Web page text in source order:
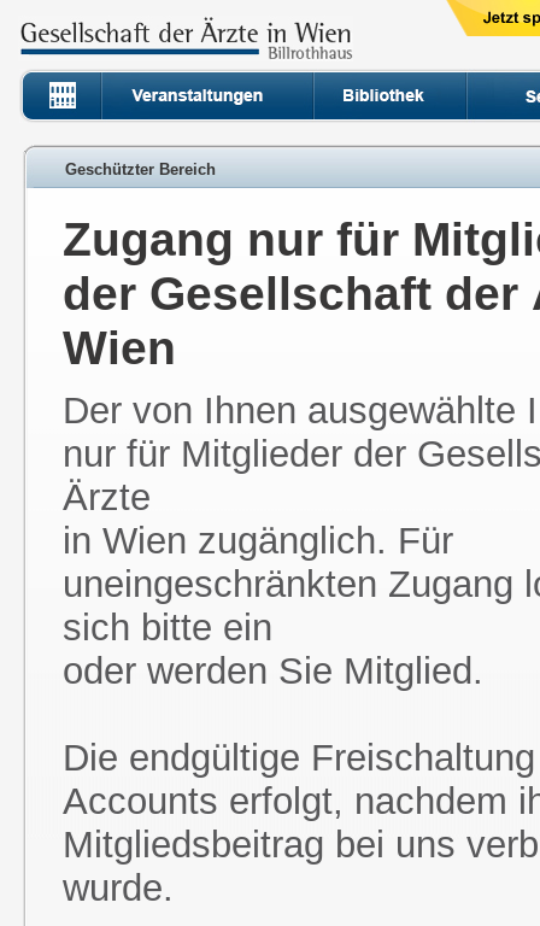
Geschützter Bereich
Zugang nur für
der Gesellschaft der
Wien
Der von Ihnen ausgewählte
nur für Mitglieder der
Ärzte
in Wien zugänglich. Für
uneingeschränkten Zugang
sich bitte ein
oder werden Sie Mitglied.
Die endgültige
Accounts erfolgt, nachdem
Mitgliedsbeitrag bei uns
wurde.